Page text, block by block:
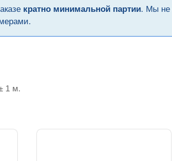
кратно минимальной партии. Мы не
1 м.